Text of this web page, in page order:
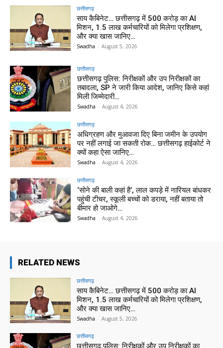
छत्तीसगढ़
साय कैबिनेट… छत्तीसगढ़ में 500 करोड़ का AI
मिशन, 1.5 लाख कर्मचारियों को मिलेगा प्रशिक्षण,
और क्या खास जानिए…
Swadha - August 5, 2026
छत्तीसगढ़
छत्तीसगढ़ पुलिस: निरीक्षकों और उप निरीक्षकों का
तबादला, SP ने जारी किया आदेश, जानिए किसे कहां
मिली जिम्मेदारी…
Swadha - August 4, 2026
छत्तीसगढ़
अधिग्रहण और मुआवजा दिए बिना जमीन के उपयोग
पर नहीं लगाई जा सकती रोक… छत्तीसगढ़ हाईकोर्ट ने
क्यों कहा ऐसा जानिए…
Swadha - August 4, 2026
छत्तीसगढ़
‘सोने की बाली कहां है’, लाल कपड़े में नारियल बांधकर
पहुंची टीचर, स्कूली बच्चों को डराया, नहीं बताया तो
बीमार हो जाओगे…
Swadha - August 4, 2026
RELATED NEWS
छत्तीसगढ़
साय कैबिनेट… छत्तीसगढ़ में 500 करोड़ का AI
मिशन, 1.5 लाख कर्मचारियों को मिलेगा प्रशिक्षण,
और क्या खास जानिए…
Swadha - August 5, 2026
छत्तीसगढ़